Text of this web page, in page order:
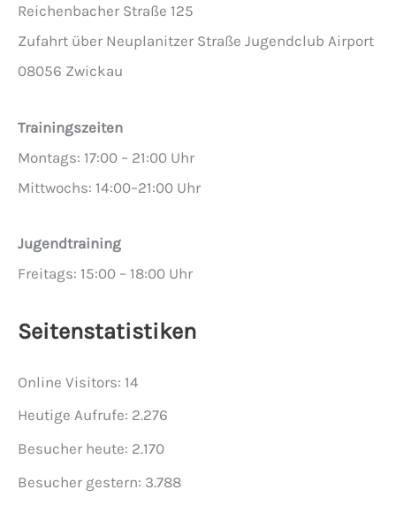
Reichenbacher Straße 125
Zufahrt über Neuplanitzer Straße Jugendclub Airport
08056 Zwickau
Trainingszeiten
Montags: 17:00 – 21:00 Uhr
Mittwochs: 14:00–21:00 Uhr
Jugendtraining
Freitags: 15:00 – 18:00 Uhr
Seitenstatistiken
Online Visitors: 14
Heutige Aufrufe: 2.276
Besucher heute: 2.170
Besucher gestern: 3.788